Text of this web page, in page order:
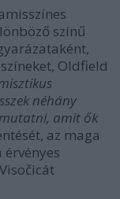
színű
Oldfield
néhány
amit ők
az maga